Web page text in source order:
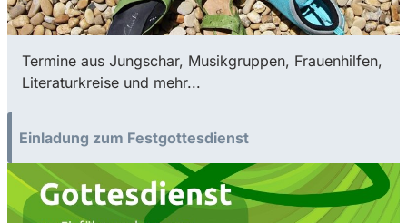
Termine aus Jungschar, Musikgruppen, Frauenhilfen,
Literaturkreise und mehr...
Einladung zum Festgottesdienst